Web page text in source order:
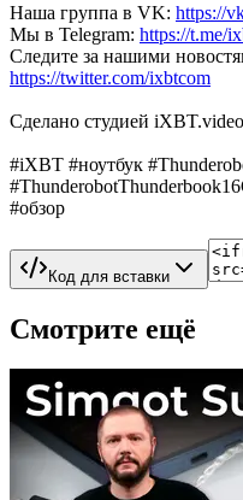
Наша группа в VK: https://
Мы в Telegram: https://t.me/
Следите за нашими
https://twitter.com/ixbtcom
Сделано студией
#iXBT #ноутбук
#обзор
Код для вставки
Смотрите ещё